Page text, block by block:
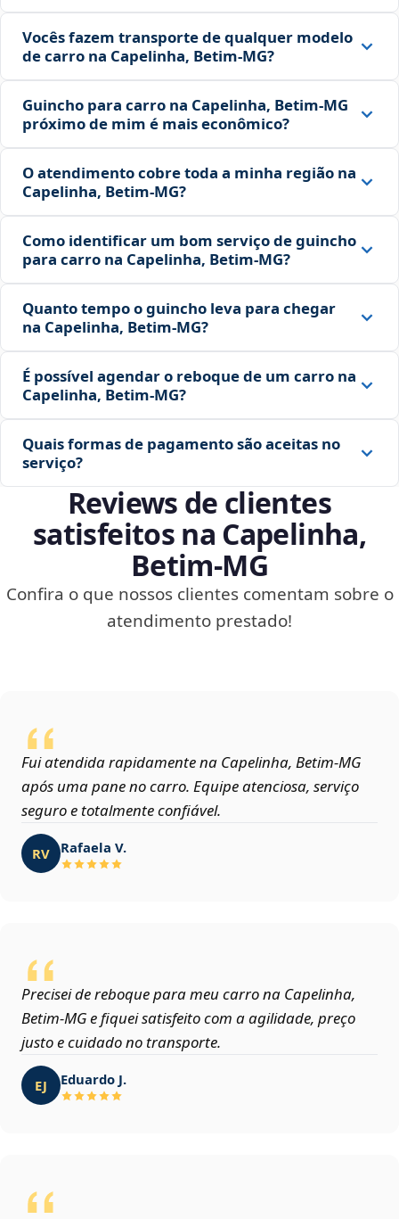
Vocês fazem transporte de qualquer modelo
de carro na Capelinha, Betim‑MG?
Guincho para carro na Capelinha, Betim‑MG
próximo de mim é mais econômico?
O atendimento cobre toda a minha região na
Capelinha, Betim‑MG?
Como identificar um bom serviço de guincho
para carro na Capelinha, Betim‑MG?
Quanto tempo o guincho leva para chegar
na Capelinha, Betim‑MG?
É possível agendar o reboque de um carro na
Capelinha, Betim‑MG?
Quais formas de pagamento são aceitas no
serviço?
Reviews de clientes
satisfeitos na Capelinha,
Betim‑MG
Confira o que nossos clientes comentam sobre o
atendimento prestado!
Fui atendida rapidamente na Capelinha, Betim‑MG
após uma pane no carro. Equipe atenciosa, serviço
seguro e totalmente confiável.
RV Rafaela V.
Precisei de reboque para meu carro na Capelinha,
Betim‑MG e fiquei satisfeito com a agilidade, preço
justo e cuidado no transporte.
EJ Eduardo J.